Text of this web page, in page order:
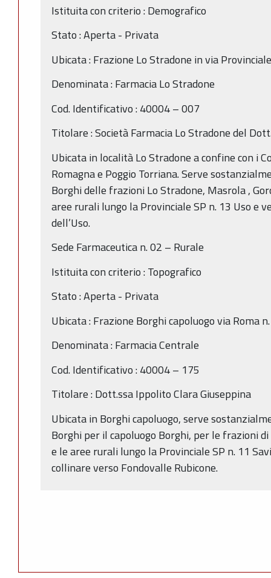
Istituita con criterio : Demografico
Stato : Aperta - Privata
Ubicata : Frazione Lo Stradone in via
Denominata : Farmacia Lo Stradone
Cod. Identificativo : 40004 – 007
Titolare : Società Farmacia Lo Stradone del
Ubicata in località Lo Stradone a confine con i
Romagna e Poggio Torriana. Serve
Borghi delle frazioni Lo Stradone, Masrola ,
aree rurali lungo la Provinciale SP n. 13 Uso e
dell’Uso.
Sede Farmaceutica n. 02 – Rurale
Istituita con criterio : Topografico
Stato : Aperta - Privata
Ubicata : Frazione Borghi capoluogo via Roma
Denominata : Farmacia Centrale
Cod. Identificativo : 40004 – 175
Titolare : Dott.ssa Ippolito Clara Giuseppina
Ubicata in Borghi capoluogo, serve
Borghi per il capoluogo Borghi, per le frazioni
e le aree rurali lungo la Provinciale SP n. 11
collinare verso Fondovalle Rubicone.